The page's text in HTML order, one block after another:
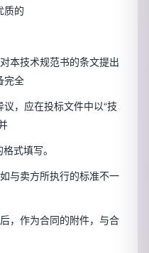
质的
本技术规范书的条文提出
完全
，应在投标文件中以“技
式填写。
与卖方所执行的标准不一
，作为合同的附件，与合